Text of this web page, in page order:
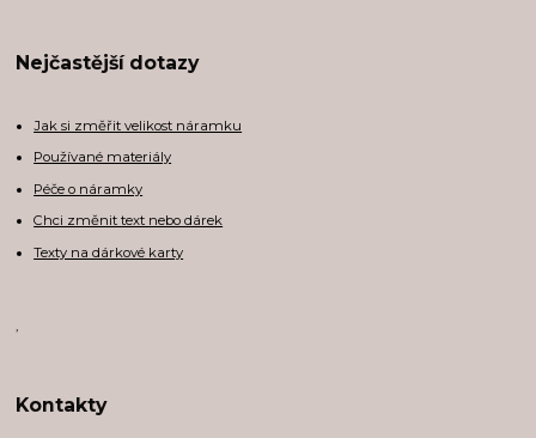
Nejčastější dotazy
Jak si změřit velikost náramku
Používané materiály
Péče o náramky
Chci změnit text nebo dárek
Texty na dárkové karty
,
Kontakty